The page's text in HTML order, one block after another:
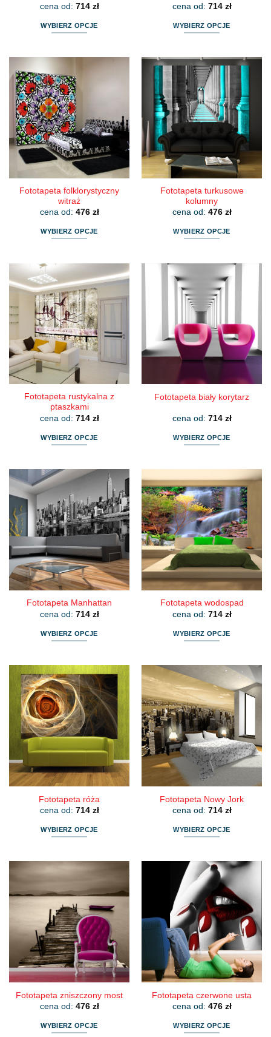
cena od: 714 zł
WYBIERZ OPCJE
wiele
wariantów.
Opcje
można
wybrać
na
stronie
produktu
cena od: 714 zł
WYBIERZ OPCJE
ma
wiele
wariantów.
Opcje
można
stronie
produktu
Fototapeta folklorystyczny
witraż
cena od: 476 zł
WYBIERZ OPCJE
ma
wiele
wariantów.
Opcje
można
wybrać
na
stronie
produktu
Fototapeta turkusowe
kolumny
cena od: 476 zł
WYBIERZ OPCJE
wiele
wariantów.
Opcje
można
wybrać
na
stronie
Fototapeta rustykalna z
ptaszkami
cena od: 714 zł
WYBIERZ OPCJE
ma
wariantów.
Opcje
można
na
stronie
produktu
Fototapeta biały korytarz
cena od: 714 zł
WYBIERZ OPCJE
wiele
wariantów.
Opcje
można
wybrać
na
stronie
produktu
Fototapeta Manhattan
cena od: 714 zł
WYBIERZ OPCJE
ma
wiele
wariantów.
Opcje
można
wybrać
na
produktu
Fototapeta wodospad
cena od: 714 zł
WYBIERZ OPCJE
wiele
wariantów.
Opcje
można
wybrać
na
stronie
produktu
Fototapeta róża
cena od: 714 zł
WYBIERZ OPCJE
wariantów.
Opcje
można
wybrać
na
stronie
produktu
Fototapeta Nowy Jork
cena od: 714 zł
WYBIERZ OPCJE
ma
wiele
wariantów.
Opcje
można
wybrać
na
stronie
produktu
Fototapeta zniszczony most
cena od: 476 zł
WYBIERZ OPCJE
Fototapeta czerwone usta
cena od: 476 zł
WYBIERZ OPCJE